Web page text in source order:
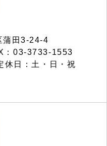
田3-24-4
：03-3733-1553
日：土・日・祝